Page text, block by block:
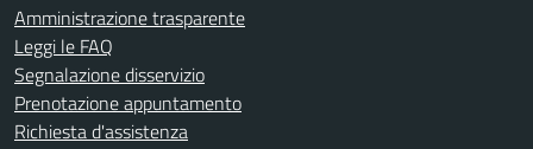
Amministrazione trasparente
Leggi le FAQ
Segnalazione disservizio
Prenotazione appuntamento
Richiesta d'assistenza